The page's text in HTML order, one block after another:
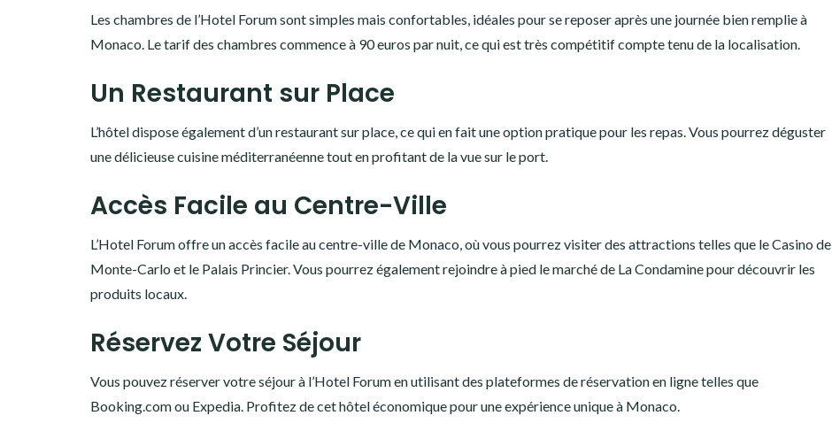
Les chambres de l’Hotel Forum sont simples mais confortables, idéales pour se reposer après une journée bien remplie à
Monaco. Le tarif des chambres commence à 90 euros par nuit, ce qui est très compétitif compte tenu de la localisation.
Un Restaurant sur Place
L’hôtel dispose également d’un restaurant sur place, ce qui en fait une option pratique pour les repas. Vous pourrez déguster
une délicieuse cuisine méditerranéenne tout en profitant de la vue sur le port.
Accès Facile au Centre-Ville
L’Hotel Forum offre un accès facile au centre-ville de Monaco, où vous pourrez visiter des attractions telles que le Casino de
Monte-Carlo et le Palais Princier. Vous pourrez également rejoindre à pied le marché de La Condamine pour découvrir les
produits locaux.
Réservez Votre Séjour
Vous pouvez réserver votre séjour à l’Hotel Forum en utilisant des plateformes de réservation en ligne telles que
Booking.com ou Expedia. Profitez de cet hôtel économique pour une expérience unique à Monaco.